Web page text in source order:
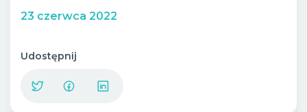
23 czerwca 2022
Udostępnij